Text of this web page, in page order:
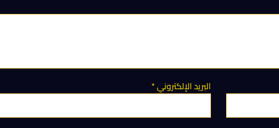
البريد الإلكتروني*